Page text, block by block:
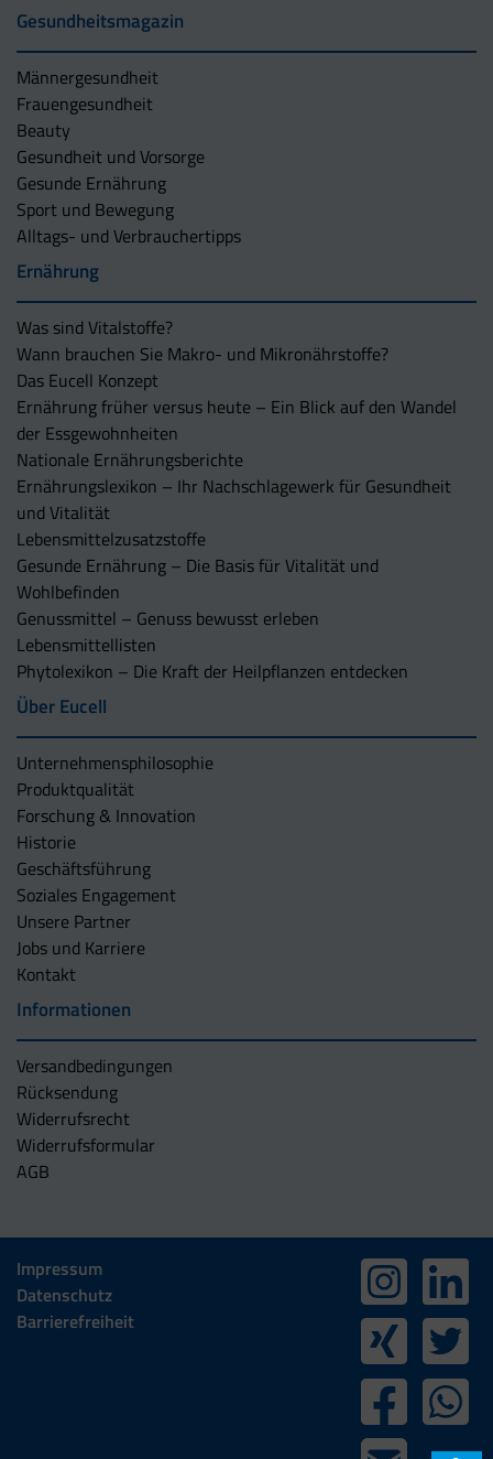
Gesundheitsmagazin
Männergesundheit
Frauengesundheit
Beauty
Gesundheit und Vorsorge
Gesunde Ernährung
Sport und Bewegung
Alltags- und Verbrauchertipps
Ernährung
Was sind Vitalstoffe?
Wann brauchen Sie Makro- und Mikronährstoffe?
Das Eucell Konzept
Ernährung früher versus heute – Ein Blick auf den Wandel
der Essgewohnheiten
Nationale Ernährungsberichte
Ernährungslexikon – Ihr Nachschlagewerk für Gesundheit
und Vitalität
Lebensmittelzusatzstoffe
Gesunde Ernährung – Die Basis für Vitalität und
Wohlbefinden
Genussmittel – Genuss bewusst erleben
Lebensmittellisten
Phytolexikon – Die Kraft der Heilpflanzen entdecken
Über Eucell
Unternehmens­philosophie
Produktqualität
Forschung & Innovation
Historie
Geschäftsführung
Soziales Engagement
Unsere Partner
Jobs und Karriere
Kontakt
Informationen
Versandbedingungen
Rücksendung
Widerrufsrecht
Widerrufsformular
AGB
Impressum
Datenschutz
Barrierefreiheit